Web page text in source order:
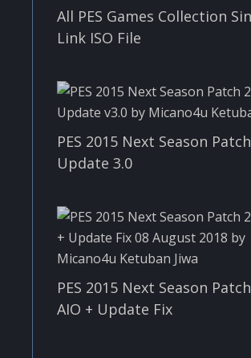
All PES Games Collection
Link ISO File
PES 2015 Next Season
Update 3.0
PES 2015 Next Season
AIO + Update Fix